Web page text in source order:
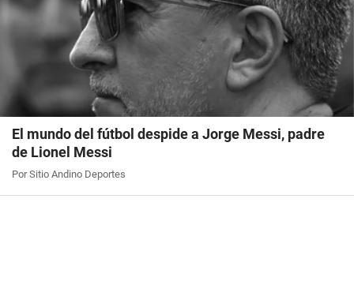
El mundo del fútbol despide a Jorge Messi, padre
de Lionel Messi
Por Sitio Andino Deportes